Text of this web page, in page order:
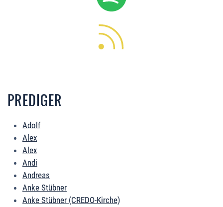
PREDIGER
Adolf
Alex
Alex
Andi
Andreas
Anke Stübner
Anke Stübner (CREDO-Kirche)